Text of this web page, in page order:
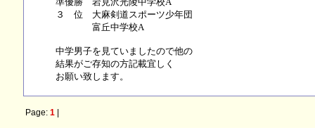
３ 位 大麻剣道スポーツ少年団
富丘中学校A
中学男子を見ていましたので他の
結果がご存知の方記載宜しく
お願い致します。
Page: 1|